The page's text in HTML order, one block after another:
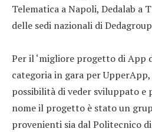
Telematica a Napoli, Dedalab a
delle sedi nazionali di
Per il ‘migliore progetto di App
categoria in gara per
possibilità di veder sviluppato
nome il progetto è stato un
provenienti sia dal Politecnico